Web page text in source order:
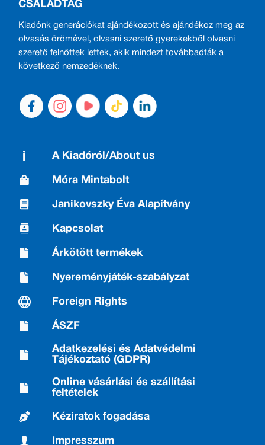
CSALÁDTAG
Kiadónk generációkat ajándékozott és ajándékoz meg az
olvasás örömével, olvasni szerető gyerekekből olvasni
szerető felnőttek lettek, akik mindezt továbbadták a
következő nemzedéknek.
A Kiadóról/About us
Móra Mintabolt
Janikovszky Éva Alapítvány
Kapcsolat
Árkötött termékek
Nyereményjáték-szabályzat
Foreign Rights
ÁSZF
Adatkezelési és Adatvédelmi
Tájékoztató (GDPR)
Online vásárlási és szállítási
feltételek
Kéziratok fogadása
Impresszum